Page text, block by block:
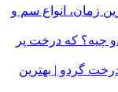
زمان، انواع سم و
چیه؟ که درخت پر
گردو | بهترین